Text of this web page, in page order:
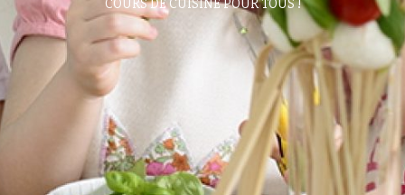
COURS DE CUISINE POUR TOUS !